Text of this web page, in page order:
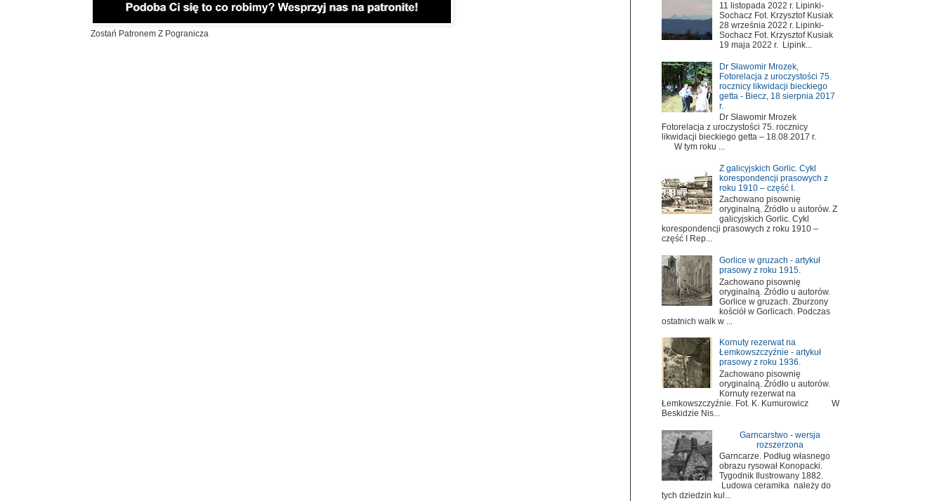
Zostań Patronem Z Pogranicza
11 listopada 2022 r. Lipinki-
Sochacz Fot. Krzysztof Kusiak
28 września 2022 r. Lipinki-
Sochacz Fot. Krzysztof Kusiak
19 maja 2022 r. Lipink...
Dr Sławomir Mrozek,
Fotorelacja z uroczystości 75.
rocznicy likwidacji bieckiego
getta - Biecz, 18 sierpnia 2017
r.
Dr Sławomir Mrozek
Fotorelacja z uroczystości 75. rocznicy
likwidacji bieckiego getta – 18.08.2017 r.
W tym roku ...
Z galicyjskich Gorlic. Cykl
korespondencji prasowych z
roku 1910 – część I.
Zachowano pisownię
oryginalną. Źródło u autorów. Z
galicyjskich Gorlic. Cykl
korespondencji prasowych z roku 1910 –
część I Rep...
Gorlice w gruzach - artykuł
prasowy z roku 1915.
Zachowano pisownię
oryginalną. Źródło u autorów.
Gorlice w gruzach. Zburzony
kościół w Gorlicach. Podczas
ostatnich walk w ...
Kornuty rezerwat na
Łemkowszczyźnie - artykuł
prasowy z roku 1936.
Zachowano pisownię
oryginalną. Źródło u autorów.
Kornuty rezerwat na
Łemkowszczyźnie. Fot. K. Kumurowicz W
Beskidzie Nis...
Garncarstwo - wersja
rozszerzona
Garncarze. Podług własnego
obrazu rysował Konopacki.
Tygodnik Ilustrowany 1882.
Ludowa ceramika należy do
tych dziedzin kul...